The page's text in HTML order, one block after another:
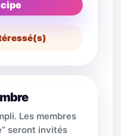
Les membres
seront invités